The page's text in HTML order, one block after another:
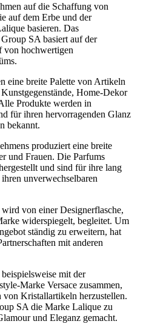
auf die Schaffung von
auf dem Erbe und der
basieren. Das
SA basiert auf der
von hochwertigen
eine breite Palette von Artikeln
Home-Dekor
Produkte werden in
für ihren hervorragenden Glanz
bekannt.
produziert eine breite
und Frauen. Die Parfums
und sind für ihre lang
unverwechselbaren
von einer Designerflasche,
widerspiegelt, begleitet. Um
ständig zu erweitern, hat
mit anderen
mit der
Marke Versace zusammen,
Kristallartikeln herzustellen.
SA die Marke Lalique zu
und Eleganz gemacht.